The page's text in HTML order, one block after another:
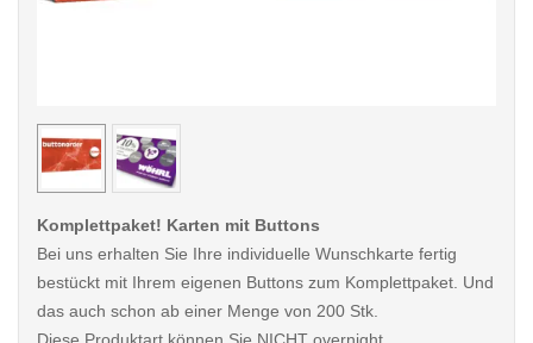
< /picture>
Komplettpaket! Karten mit Buttons
Bei uns erhalten Sie Ihre individuelle Wunschkarte fertig
bestückt mit Ihrem eigenen Buttons zum Komplettpaket. Und
das auch schon ab einer Menge von 200 Stk.